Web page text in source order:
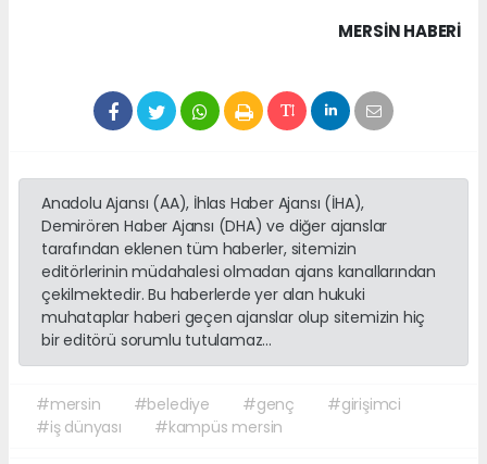
MERSIN HABERİ
Anadolu Ajansı (AA), İhlas Haber Ajansı (İHA),
Demirören Haber Ajansı (DHA) ve diğer ajanslar
tarafından eklenen tüm haberler, sitemizin
editörlerinin müdahalesi olmadan ajans kanallarından
çekilmektedir. Bu haberlerde yer alan hukuki
muhataplar haberi geçen ajanslar olup sitemizin hiç
bir editörü sorumlu tutulamaz...
#mersin #belediye #genç
#girişimci
#iş dünyası
#kampüs mersin